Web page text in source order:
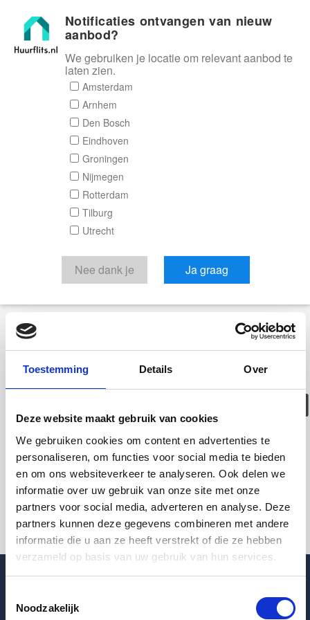
Toestemming Details Over
Deze website maakt gebruik van cookies
We gebruiken cookies om content en advertenties te
personaliseren, om functies voor social media te bieden
en om ons websiteverkeer te analyseren. Ook delen we
informatie over uw gebruik van onze site met onze
partners voor social media, adverteren en analyse. Deze
partners kunnen deze gegevens combineren met andere
informatie die u aan ze heeft verstrekt of die ze hebben
verzameld op basis van uw gebruik van hun services.
Noodzakelijk
Huurflits
Deze woning is
helaas
verhuurd/verwijderd
Pagina niet gevonden
Terug naar woningoverzicht
Blogpost
Notificaties ontvangen van nieuw
aanbod?
We gebruiken je locatie om relevant aanbod te
laten zien.
Amsterdam
Arnhem
Den Bosch
Eindhoven
Groningen
Nijmegen
Rotterdam
Tilburg
Utrecht
Nee dank je Ja graag